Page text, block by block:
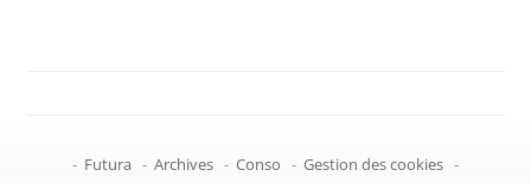
- Futura - Archives - Conso - Gestion des cookies -